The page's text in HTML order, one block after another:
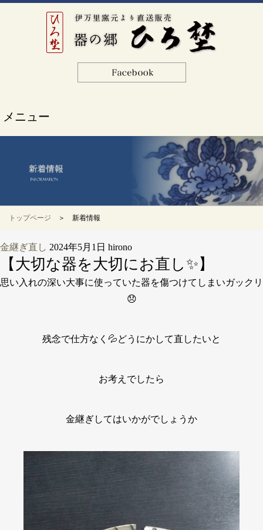
メニュー
トップページ ＞ 新着情報
金継ぎ直し 2024年5月1日 hirono
【大切な器を大切にお直し✨】
思い入れの深い大事に使っていた器を傷つけてしまいガックリ
😞
残念で仕方なく💦どうにかして直したいと
お考えでしたら
金継ぎしてはいかがでしょうか